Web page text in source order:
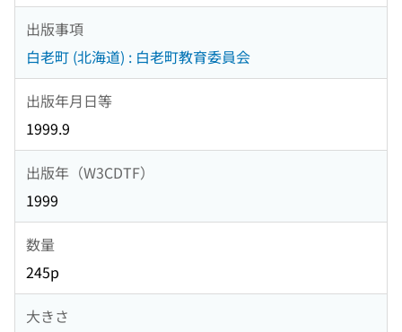
出版事項
白老町 (北海道) : 白老町教育委員会
出版年月日等
1999.9
出版年（W3CDTF）
1999
数量
245p
大きさ